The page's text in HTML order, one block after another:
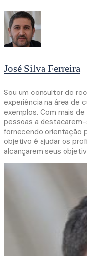
José Silva Ferreira
Sou um consultor de
experiência na área de
exemplos. Com mais
pessoas a
fornecendo orientação
objetivo é ajudar os
alcançarem seus